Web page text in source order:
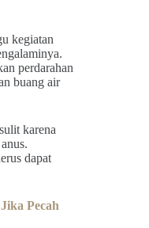
kegiatan
perdarahan
buang air
karena
dapat
Pecah